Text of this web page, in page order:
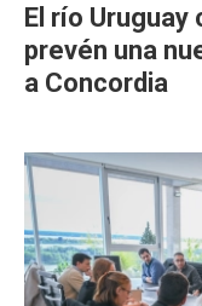
El río
prevén una
a Concordia